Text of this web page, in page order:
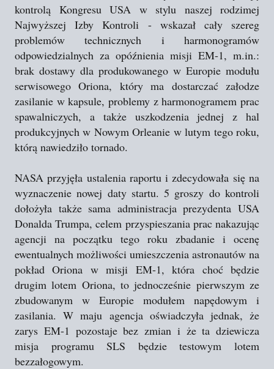
kontrolą Kongresu USA w stylu naszej rodzimej
Najwyższej Izby Kontroli - wskazał cały szereg
problemów technicznych i harmonogramów
odpowiedzialnych za opóźnienia misji EM-1, m.in.:
brak dostawy dla produkowanego w Europie modułu
serwisowego Oriona, który ma dostarczać załodze
zasilanie w kapsule, problemy z harmonogramem prac
spawalniczych, a także uszkodzenia jednej z hal
produkcyjnych w Nowym Orleanie w lutym tego roku,
którą nawiedziło tornado.
NASA przyjęła ustalenia raportu i zdecydowała się na
wyznaczenie nowej daty startu. 5 groszy do kontroli
dołożyła także sama administracja prezydenta USA
Donalda Trumpa, celem przyspieszania prac nakazując
agencji na początku tego roku zbadanie i ocenę
ewentualnych możliwości umieszczenia astronautów na
pokład Oriona w misji EM-1, która choć będzie
drugim lotem Oriona, to jednocześnie pierwszym ze
zbudowanym w Europie modułem napędowym i
zasilania. W maju agencja oświadczyła jednak, że
zarys EM-1 pozostaje bez zmian i że ta dziewicza
misja programu SLS będzie testowym lotem
bezzałogowym.